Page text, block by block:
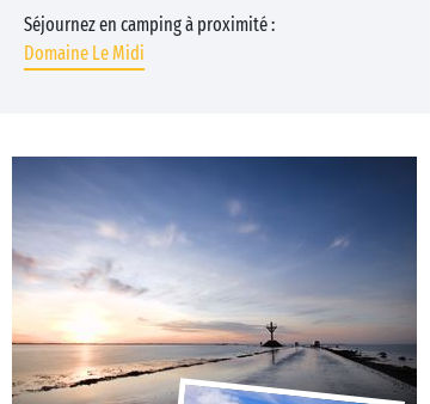
Séjournez en camping à proximité :
Domaine Le Midi